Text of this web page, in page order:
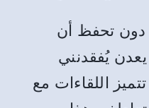
دون تحفظ أن
يُفقدنني
اللقاءات مع